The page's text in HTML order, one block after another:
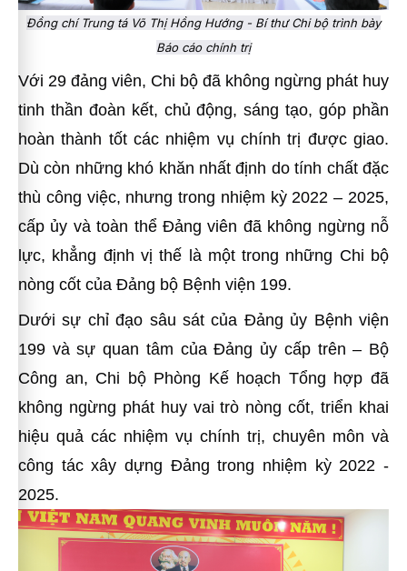
Đồng chí Trung tá Võ Thị Hồng Hướng - Bí thư Chi bộ trình bày
Báo cáo chính trị
Với 29 đảng viên, Chi bộ đã không ngừng phát huy
tinh thần đoàn kết, chủ động, sáng tạo, góp phần
hoàn thành tốt các nhiệm vụ chính trị được giao.
Dù còn những khó khăn nhất định do tính chất đặc
thù công việc, nhưng trong nhiệm kỳ 2022 – 2025,
cấp ủy và toàn thể Đảng viên đã không ngừng nỗ
lực, khẳng định vị thế là một trong những Chi bộ
nòng cốt của Đảng bộ Bệnh viện 199.
Dưới sự chỉ đạo sâu sát của Đảng ủy Bệnh viện
199 và sự quan tâm của Đảng ủy cấp trên – Bộ
Công an, Chi bộ Phòng Kế hoạch Tổng hợp đã
không ngừng phát huy vai trò nòng cốt, triển khai
hiệu quả các nhiệm vụ chính trị, chuyên môn và
công tác xây dựng Đảng trong nhiệm kỳ 2022 -
2025.